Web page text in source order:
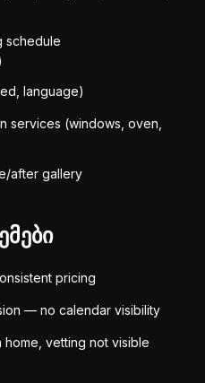
schedule
language)
services (windows, oven,
after gallery
pricing
— no calendar visibility
vetting not visible